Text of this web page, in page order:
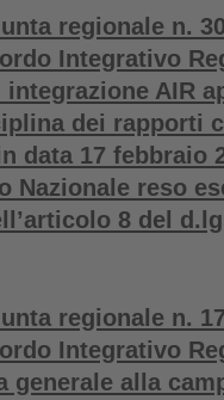
regionale n.
Integrativo
AIR
dei rapporti
data 17 febbraio
Nazionale reso
8 del
regionale n.
Integrativo
generale alla